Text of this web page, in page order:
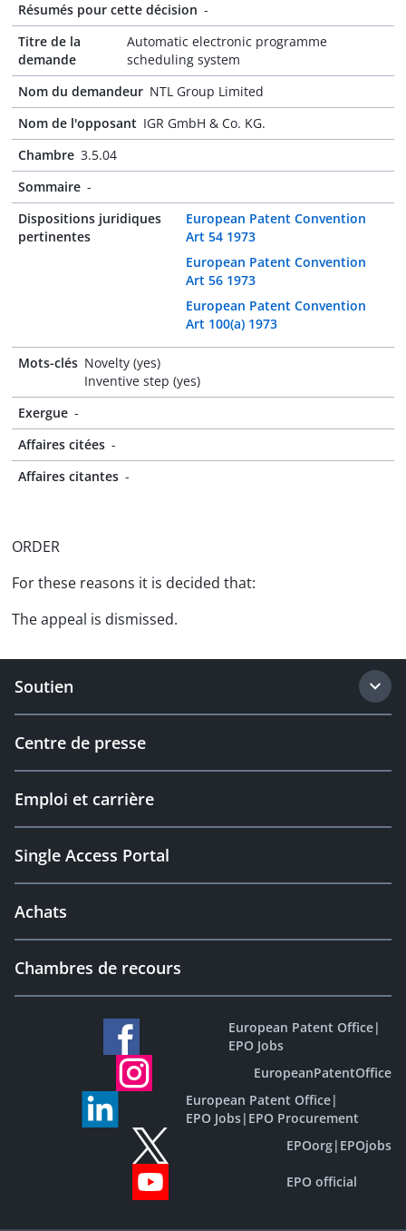
Résumés pour cette décision -
Titre de la
demande
Automatic electronic programme
scheduling system
Nom du demandeur NTL Group Limited
Nom de l'opposant IGR GmbH & Co. KG.
Chambre 3.5.04
Sommaire -
Dispositions juridiques
pertinentes
European Patent Convention
Art 54 1973
European Patent Convention
Art 56 1973
European Patent Convention
Art 100(a) 1973
Mots-clés Novelty (yes)
Inventive step (yes)
Exergue -
Affaires citées -
Affaires citantes -
ORDER
For these reasons it is decided that:
The appeal is dismissed.
Soutien
Centre de presse
Emploi et carrière
Single Access Portal
Achats
Chambres de recours
European Patent Office|
EPO Jobs
EuropeanPatentOffice
European Patent Office|
EPO Jobs| EPO Procurement
EPOorg| EPOjobs
EPO official